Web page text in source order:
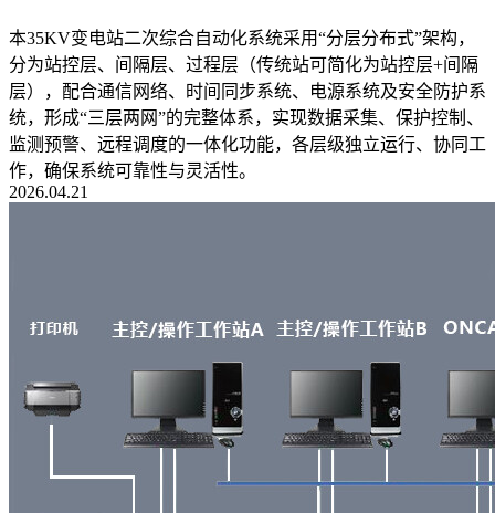
本35KV变电站二次综合自动化系统采用“分层分布式”架构，
分为站控层、间隔层、过程层（传统站可简化为站控层+间隔
层），配合通信网络、时间同步系统、电源系统及安全防护系
统，形成“三层两网”的完整体系，实现数据采集、保护控制、
监测预警、远程调度的一体化功能，各层级独立运行、协同工
作，确保系统可靠性与灵活性。
2026.04.21